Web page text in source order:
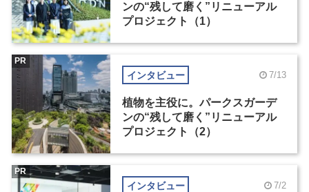
ンの“残して磨く”リニューアル
プロジェクト（1）
インタビュー 7/13
植物を主役に。パークスガーデ
ンの“残して磨く”リニューアル
プロジェクト（2）
PR
インタビュー 7/2
PR